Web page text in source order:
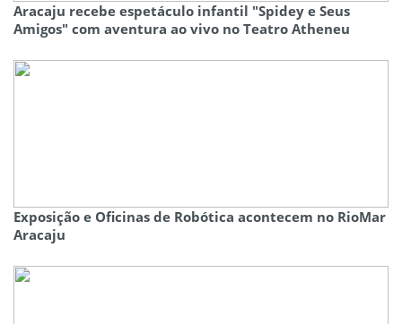
Aracaju recebe espetáculo infantil "Spidey e Seus
Amigos" com aventura ao vivo no Teatro Atheneu
Exposição e Oficinas de Robótica acontecem no RioMar
Aracaju